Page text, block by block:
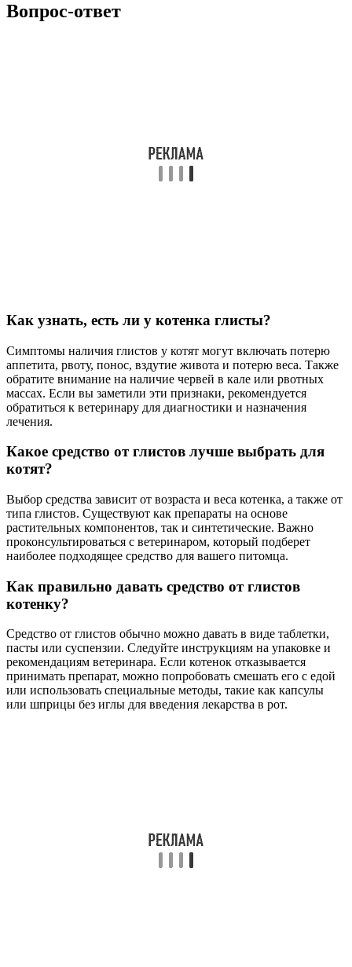
Вопрос-ответ
Как узнать, есть ли у котенка глисты?
Симптомы наличия глистов у котят могут включать потерю
аппетита, рвоту, понос, вздутие живота и потерю веса. Также
обратите внимание на наличие червей в кале или рвотных
массах. Если вы заметили эти признаки, рекомендуется
обратиться к ветеринару для диагностики и назначения
лечения.
Какое средство от глистов лучше выбрать для
котят?
Выбор средства зависит от возраста и веса котенка, а также от
типа глистов. Существуют как препараты на основе
растительных компонентов, так и синтетические. Важно
проконсультироваться с ветеринаром, который подберет
наиболее подходящее средство для вашего питомца.
Как правильно давать средство от глистов
котенку?
Средство от глистов обычно можно давать в виде таблетки,
пасты или суспензии. Следуйте инструкциям на упаковке и
рекомендациям ветеринара. Если котенок отказывается
принимать препарат, можно попробовать смешать его с едой
или использовать специальные методы, такие как капсулы
или шприцы без иглы для введения лекарства в рот.